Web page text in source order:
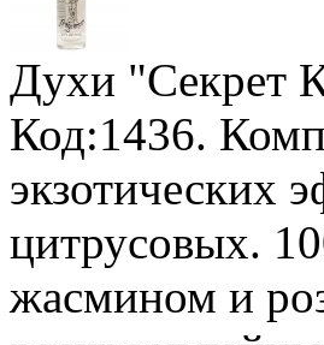
Духи "Секрет
Код:1436.
экзотических
цитрусовых.
жасмином и